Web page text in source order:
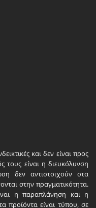
και δεν είναι προς
τους είναι η διευκόλυνση
δεν αντιστοιχούν στα
στην πραγματικότητα.
η παραπλάνηση και η
προϊόντα είναι τύπου, σε